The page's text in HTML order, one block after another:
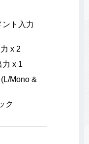
ント入力
x 2
力 x 1
Mono &
ク